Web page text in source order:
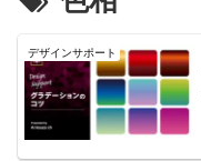
デザインサポート